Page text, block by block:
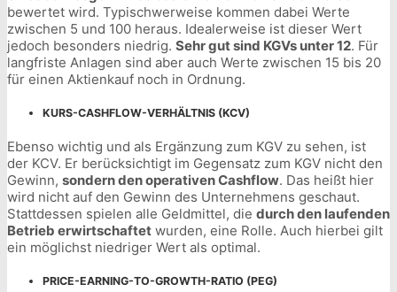
bewertet wird. Typischwerweise kommen dabei Werte
zwischen 5 und 100 heraus. Idealerweise ist dieser Wert
jedoch besonders niedrig. Sehr gut sind KGVs unter 12. Für
langfriste Anlagen sind aber auch Werte zwischen 15 bis 20
für einen Aktienkauf noch in Ordnung.
KURS-CASHFLOW-VERHÄLTNIS (KCV)
Ebenso wichtig und als Ergänzung zum KGV zu sehen, ist
der KCV. Er berücksichtigt im Gegensatz zum KGV nicht den
Gewinn, sondern den operativen Cashflow. Das heißt hier
wird nicht auf den Gewinn des Unternehmens geschaut.
Stattdessen spielen alle Geldmittel, die durch den laufenden
Betrieb erwirtschaftet wurden, eine Rolle. Auch hierbei gilt
ein möglichst niedriger Wert als optimal.
PRICE-EARNING-TO-GROWTH-RATIO (PEG)